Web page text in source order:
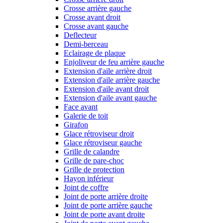
Crosse arrière gauche
Crosse avant droit
Crosse avant gauche
Deflecteur
Demi-berceau
Eclairage de plaque
Enjoliveur de feu arrière gauche
Extension d'aile arrière droit
Extension d'aile arrière gauche
Extension d'aile avant droit
Extension d'aile avant gauche
Face avant
Galerie de toit
Girafon
Glace rétroviseur droit
Glace rétroviseur gauche
Grille de calandre
Grille de pare-choc
Grille de protection
Hayon inférieur
Joint de coffre
Joint de porte arrière droite
Joint de porte arrière gauche
Joint de porte avant droite